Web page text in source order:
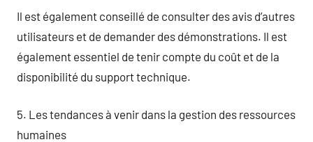
Il est également conseillé de consulter des avis d’autres
utilisateurs et de demander des démonstrations. Il est
également essentiel de tenir compte du coût et de la
disponibilité du support technique.
5. Les tendances à venir dans la gestion des ressources
humaines